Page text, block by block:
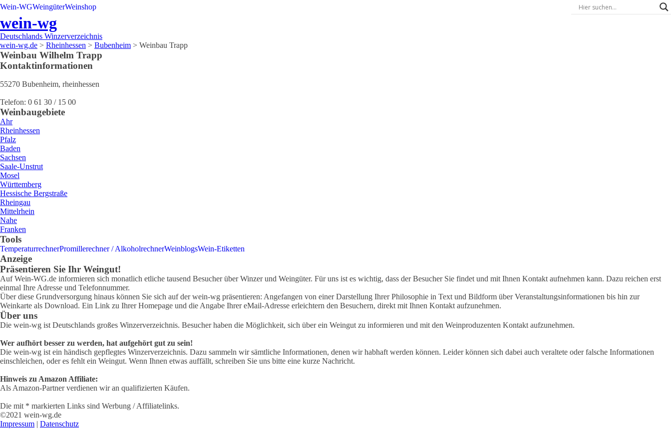
Wein-WGWeingüterWeinshop
wein-wg
Deutschlands Winzerverzeichnis
wein-wg.de > Rheinhessen > Bubenheim > Weinbau Trapp
Weinbau Wilhelm Trapp
Kontaktinformationen
55270 Bubenheim, rheinhessen
Telefon: 0 61 30 / 15 00
Weinbaugebiete
Ahr
Rheinhessen
Pfalz
Baden
Sachsen
Saale-Unstrut
Mosel
Württemberg
Hessische Bergstraße
Rheingau
Mittelrhein
Nahe
Franken
Tools
TemperaturrechnerPromillerechner / AlkoholrechnerWeinblogsWein-Etiketten
Anzeige
Präsentieren Sie Ihr Weingut!
Auf Wein-WG.de informieren sich monatlich etliche tausend Besucher über Winzer und Weingüter. Für uns ist es wichtig, dass der Besucher Sie findet und mit Ihnen Kontakt aufnehmen kann. Dazu reichen erst
einmal Ihre Adresse und Telefonnummer.
Über diese Grundversorgung hinaus können Sie sich auf der wein-wg präsentieren: Angefangen von einer Darstellung Ihrer Philosophie in Text und Bildform über Veranstaltungsinformationen bis hin zur
Weinkarte als Download. Ein Link zu Ihrer Homepage und die Angabe Ihrer eMail-Adresse erleichtern den Besuchern, direkt mit Ihnen Kontakt aufzunehmen.
Über uns
Die wein-wg ist Deutschlands großes Winzerverzeichnis. Besucher haben die Möglichkeit, sich über ein Weingut zu informieren und mit den Weinproduzenten Kontakt aufzunehmen.
Wer aufhört besser zu werden, hat aufgehört gut zu sein!
Die wein-wg ist ein händisch gepflegtes Winzerverzeichnis. Dazu sammeln wir sämtliche Informationen, denen wir habhaft werden können. Leider können sich dabei auch veraltete oder falsche Informationen
einschleichen, oder es fehlt ein Weingut. Wenn Ihnen etwas auffällt, schreiben Sie uns bitte eine kurze Nachricht.
Hinweis zu Amazon Affiliate:
Als Amazon-Partner verdienen wir an qualifizierten Käufen.
Die mit * markierten Links sind Werbung / Affiliatelinks.
©2021 wein-wg.de
Impressum | Datenschutz